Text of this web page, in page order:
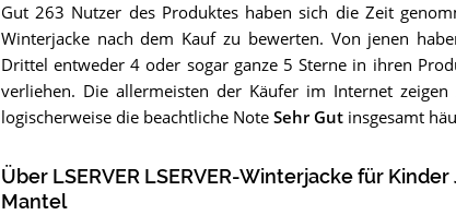
Gut 263 Nutzer des Produktes haben sich die Zeit
Winterjacke nach dem Kauf zu bewerten. Von jenen
Drittel entweder 4 oder sogar ganze 5 Sterne in ihren
verliehen. Die allermeisten der Käufer im Internet
logischerweise die beachtliche Note Sehr Gutinsgesamt
Über LSERVER LSERVER-Winterjacke für
Mantel